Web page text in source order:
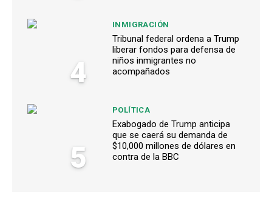
4
INMIGRACIÓN
Tribunal federal ordena a Trump
liberar fondos para defensa de
niños inmigrantes no
acompañados
5
POLÍTICA
Exabogado de Trump anticipa
que se caerá su demanda de
$10,000 millones de dólares en
contra de la BBC